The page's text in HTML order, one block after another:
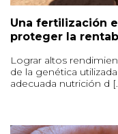
Una fertilización
proteger la
Lograr altos
de la genética
adecuada nutrición d